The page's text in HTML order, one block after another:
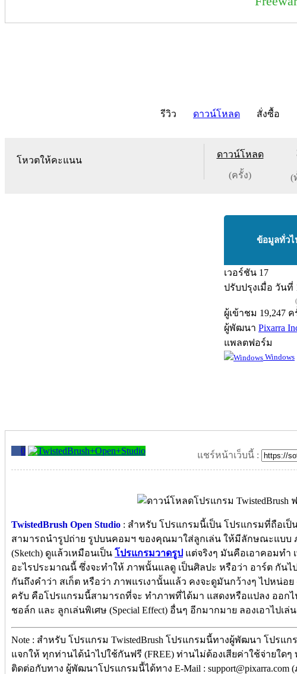
รีวิว ดาวน์โหลด สั่งซื้อ
โหวตให้คะแนน
ดาวน์โหลด
(ครั้ง) (
ข้อมูลทั่ว
เวอร์ชัน 17
ปรับปรุงเมื่อ วันที่
ผู้เข้าชม 19,247 ค
ผู้พัฒนา Pixarra
แพลตฟอร์ม
Windows
0 แชร์หน้าเว็บนี้ :
TwistedBrush Open Studio : สำหรับ โปรแกรมนี้เป็น โปรแกรมที่ถือเป็
สามารถนำรูปถ่าย รูปบนคอมฯ ของคุณมาใส่ลูกเล่น ให้มีลักษณะแบบ
(Sketch) ดูแล้วเหมือนเป็น โปรแกรมวาดรูป แต่จริงๆ มันคือเอาคอมทำ
อะไรประมาณนี้ ซึ่งจะทำให้ ภาพนั้นแลดู เป็นศิลปะ หรือว่า อาร์ต กัน
กันถึงคำว่า สเก็ต หรือว่า ภาพแรเงานั้นแล้ว คงจะดูมันกว้างๆ ไปหน่อ
ครับ คือโปรแกรมนี้สามารถที่จะ ทำภาพที่ได้มา แสดงหรือแปลง ออก
ชอล์ก และ ลูกเล่นพิเศษ (Special Effect) อื่นๆ อีกมากมาย ลองเอาไปเล่
Note : สำหรับ โปรแกรม TwistedBrush โปรแกรมนี้ทางผู้พัฒนา โปรแกร
แจกให้ ทุกท่านได้นำไปใช้กันฟรี (FREE) ท่านไม่ต้องเสียค่าใช้จ่ายใด
ติดต่อกับทาง ผู้พัฒนาโปรแกรมนี้ได้ทาง E-Mail :